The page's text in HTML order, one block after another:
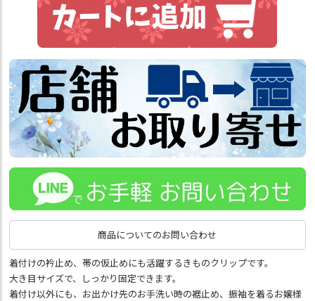
商品についてのお問い合わせ
着付けの衿止め、帯の仮止めにも活躍するきものクリップです。
大き目サイズで、しっかり固定できます。
着付け以外にも、お出かけ先のお手洗い時の裾止め、振袖を着るお嬢様